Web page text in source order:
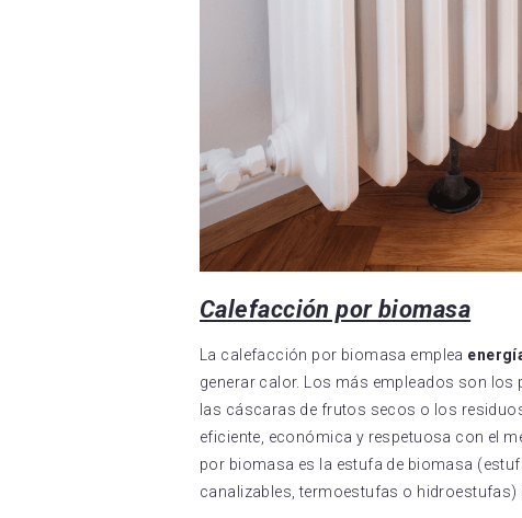
Calefacción por biomasa
La calefacción por biomasa emplea
generar calor. Los más empleados son los
las cáscaras de frutos secos o los
eficiente, económica y respetuosa con el
por biomasa es la estufa de biomasa
canalizables, termoestufas o hidroestufas)